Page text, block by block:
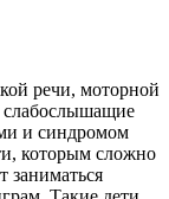
речи, моторной
слабослышащие
и синдромом
которым сложно
заниматься